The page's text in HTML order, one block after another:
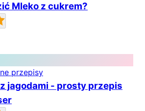
Mleko z cukrem?
przepisy
jagodami - prosty przepis